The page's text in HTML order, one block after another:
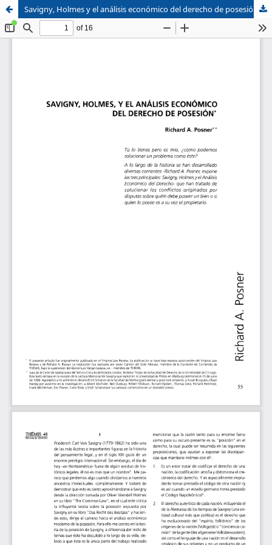
Sistema de
Bibliotecas
Facultad de
Derecho
Savigny, Holmes y el análisis económico del derecho de posesión